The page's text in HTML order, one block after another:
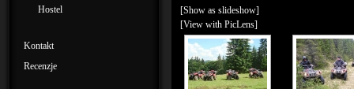
Hostel
Kontakt
Recenzje
[Show as slideshow]
[View with PicLens]